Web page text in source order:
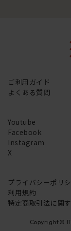
ご利用ガイド
よくある質問
Youtube
Facebook
Instagram
X
プライバシーポリ
利用規約
特定商取引法に関
Copyright©